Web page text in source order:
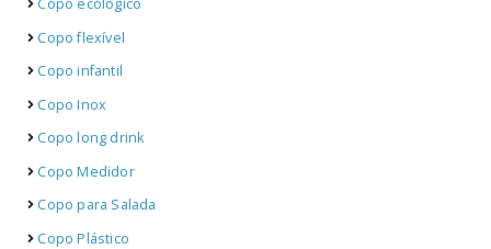
Copo ecológico
Copo flexível
Copo infantil
Copo Inox
Copo long drink
Copo Medidor
Copo para Salada
Copo Plástico